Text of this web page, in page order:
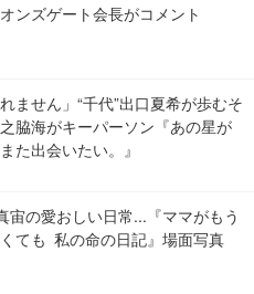
ンズゲート会長がコメント
ません」“千代”出口夏希が歩むそ
脇海がキーパーソン『あの星が
た出会いたい。』
宙の愛おしい日常...『ママがもう
ても 私の命の日記』場面写真